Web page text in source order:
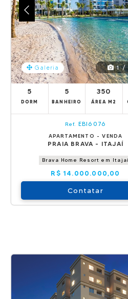
Galeria 1 /
5
DORM
5
BANHEIRO
350
ÁREA M2
Ref. EBI6076
APARTAMENTO - VENDA
PRAIA BRAVA - ITAJAÍ
Brava Home Resort em Itajaí
R$ 14.000.000,00
Contatar